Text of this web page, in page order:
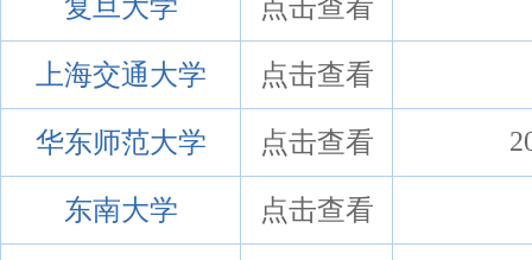
复旦大学 点击查看
上海交通大学 点击查看
华东师范大学 点击查看
东南大学 点击查看